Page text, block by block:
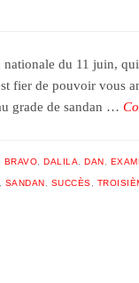
nationale du 11 juin,
fier de pouvoir vous
grade de sandan …
BRAVO ,DALILA ,DAN
SANDAN SUCCÈS